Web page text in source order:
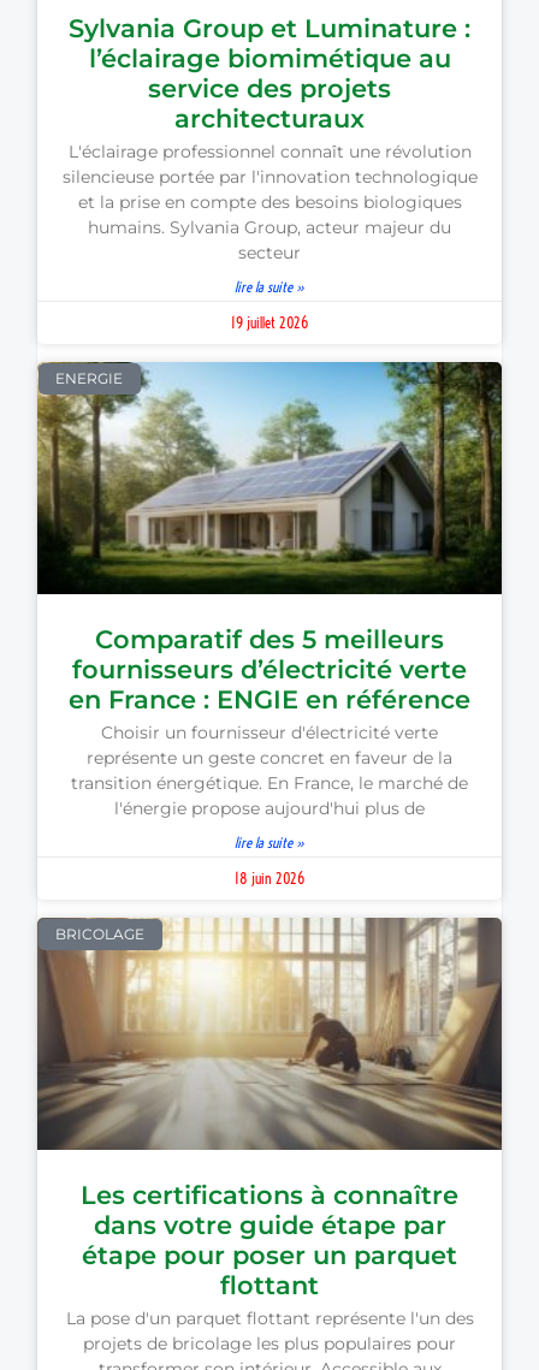
Sylvania Group et Luminature :
l’éclairage biomimétique au
service des projets
architecturaux
L'éclairage professionnel connaît une révolution
silencieuse portée par l'innovation technologique
et la prise en compte des besoins biologiques
humains. Sylvania Group, acteur majeur du
secteur
lire la suite »
19 juillet 2026
ENERGIE
Comparatif des 5 meilleurs
fournisseurs d’électricité verte
en France : ENGIE en référence
Choisir un fournisseur d'électricité verte
représente un geste concret en faveur de la
transition énergétique. En France, le marché de
l'énergie propose aujourd'hui plus de
lire la suite »
18 juin 2026
BRICOLAGE
Les certifications à connaître
dans votre guide étape par
étape pour poser un parquet
flottant
La pose d'un parquet flottant représente l'un des
projets de bricolage les plus populaires pour